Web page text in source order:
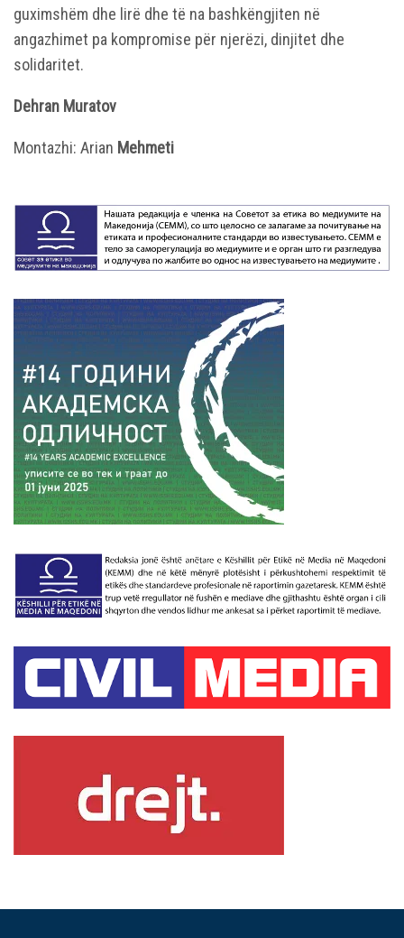
guximshëm dhe lirë dhe të na bashkëngjiten në
angazhimet pa kompromise për njerëzi, dinjitet dhe
solidaritet.
Dehran Muratov
Montazhi: Arian Mehmeti